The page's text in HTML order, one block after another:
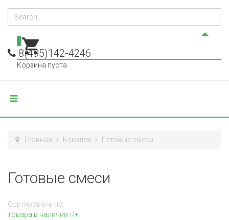
8(495)142-4246
0
Корзина пуста
Главная Бакалея Готовые смеси
Готовые смеси
Сортировать по:
товара в наличии -/+